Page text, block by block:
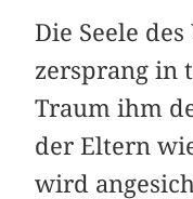
Die Seele
zersprang in
Traum ihm
der Eltern
wird